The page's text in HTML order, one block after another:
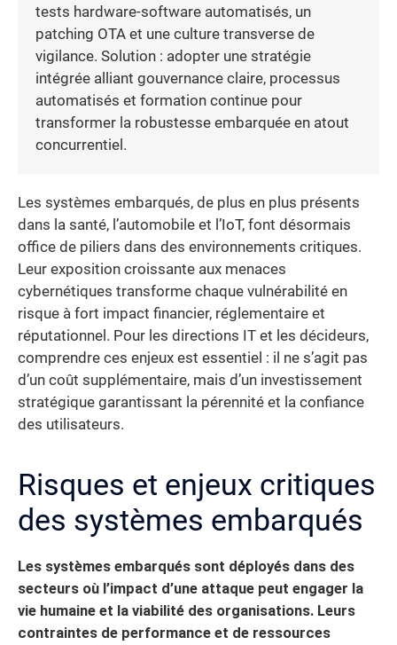
tests hardware-software automatisés, un
patching OTA et une culture transverse de
vigilance. Solution : adopter une stratégie
intégrée alliant gouvernance claire, processus
automatisés et formation continue pour
transformer la robustesse embarquée en atout
concurrentiel.
Les systèmes embarqués, de plus en plus présents
dans la santé, l’automobile et l’IoT, font désormais
office de piliers dans des environnements critiques.
Leur exposition croissante aux menaces
cybernétiques transforme chaque vulnérabilité en
risque à fort impact financier, réglementaire et
réputationnel. Pour les directions IT et les décideurs,
comprendre ces enjeux est essentiel : il ne s’agit pas
d’un coût supplémentaire, mais d’un investissement
stratégique garantissant la pérennité et la confiance
des utilisateurs.
Risques et enjeux critiques
des systèmes embarqués
Les systèmes embarqués sont déployés dans des
secteurs où l’impact d’une attaque peut engager la
vie humaine et la viabilité des organisations. Leurs
contraintes de performance et de ressources